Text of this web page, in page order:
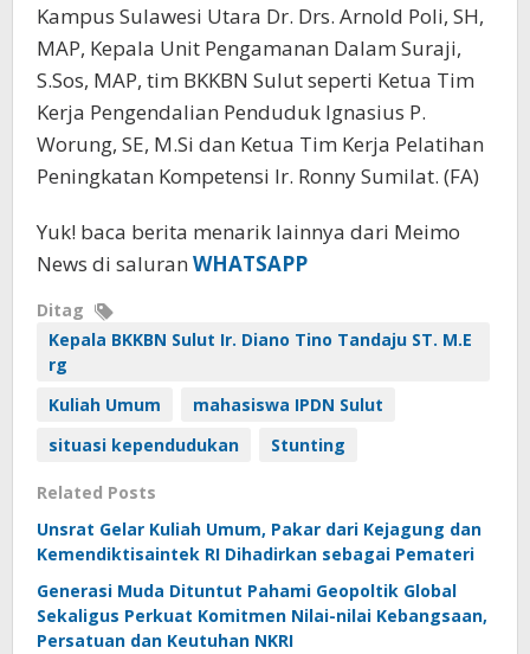
Kampus Sulawesi Utara Dr. Drs. Arnold Poli, SH,
MAP, Kepala Unit Pengamanan Dalam Suraji,
S.Sos, MAP, tim BKKBN Sulut seperti Ketua Tim
Kerja Pengendalian Penduduk Ignasius P.
Worung, SE, M.Si dan Ketua Tim Kerja Pelatihan
Peningkatan Kompetensi Ir. Ronny Sumilat. (FA)
Yuk! baca berita menarik lainnya dari Meimo
News di saluran WHATSAPP
Ditag
Kepala BKKBN Sulut Ir. Diano Tino Tandaju ST. M.E
rg
Kuliah Umum
mahasiswa IPDN Sulut
situasi kependudukan
Stunting
Related Posts
Unsrat Gelar Kuliah Umum, Pakar dari Kejagung dan
Kemendiktisaintek RI Dihadirkan sebagai Pemateri
Generasi Muda Dituntut Pahami Geopoltik Global
Sekaligus Perkuat Komitmen Nilai-nilai Kebangsaan,
Persatuan dan Keutuhan NKRI